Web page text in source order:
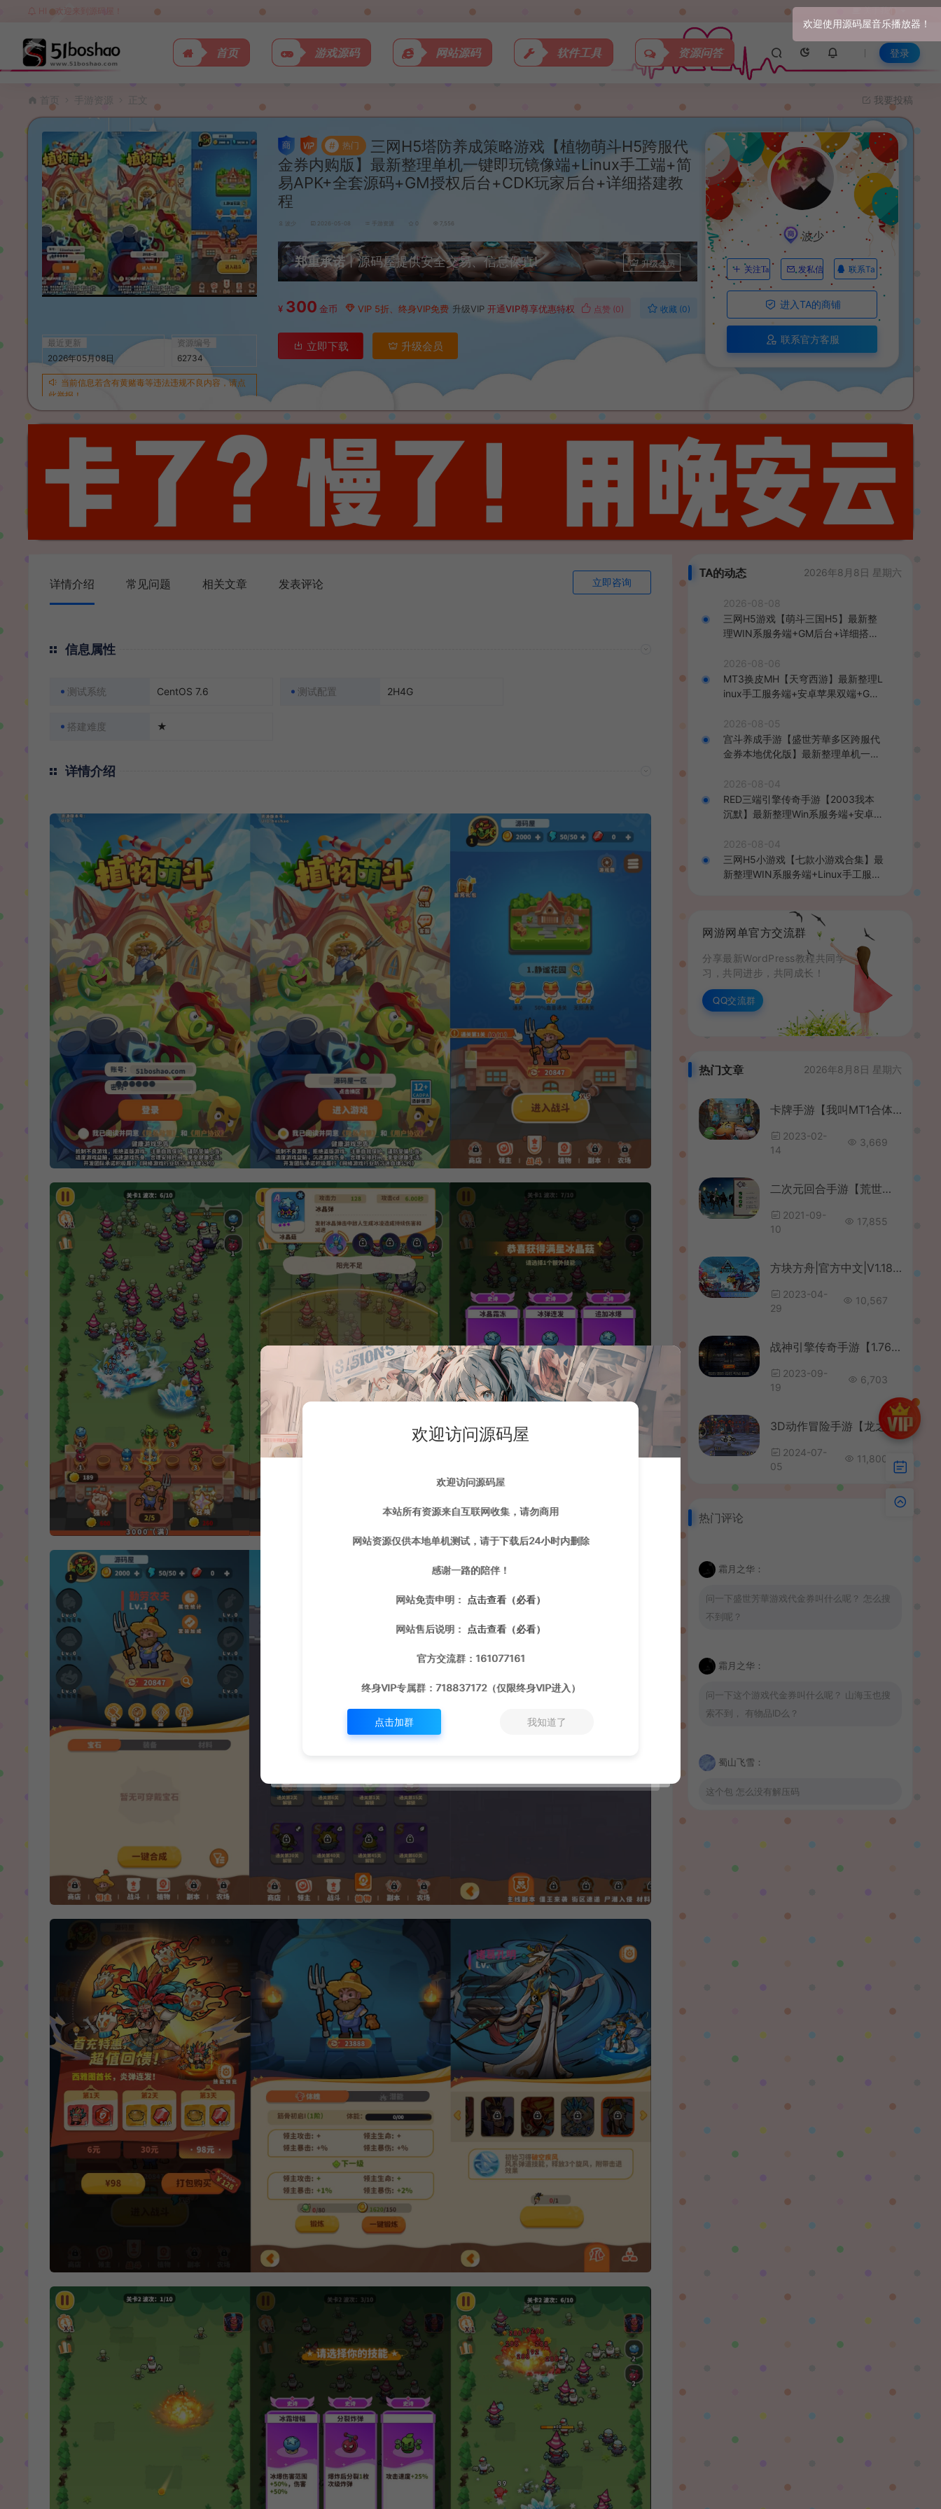
HI，欢迎来到源码屋！ 关于我们
首页 游戏源码 网站源码 软件工具 资源问答 登录
首页 手游资源 正文 我要投稿
最近更新
2026年05月08日
资源编号
62734
当前信息若含有黄赌毒等违法违规不良内容，请点
此举报！
# 热门
三网H5塔防养成策略游戏【植物萌斗H5跨服代
金券内购版】最新整理单机一键即玩镜像端+Linux手工端+简
易APK+全套源码+GM授权后台+CDK玩家后台+详细搭建教
程
波少 2026-05-08 手游资源 0 7,556
郑重承诺丨源码屋提供安全交易、信息保真! 升级会员
¥ 300 金币 VIP 5折、终身VIP免费 升级VIP 开通VIP尊享优惠特权 点赞 (0) 收藏 (0)
立即下载 升级会员
波少
关注Ta 发私信 联系Ta
进入TA的商铺
联系官方客服
详情介绍 常见问题 相关文章 发表评论 立即咨询
信息属性
测试系统 CentOS 7.6 测试配置 2H4G
搭建难度 ★
详情介绍
TA的动态 2026年8月8日 星期六
2026-08-08
三网H5游戏【萌斗三国H5】最新整
理WIN系服务端+GM后台+详细搭建
2026-08-06
MT3换皮MH【天穹西游】最新整理L
inux手工服务端+安卓苹果双端+GM
教程
2026-08-05
宫斗养成手游【盛世芳華多区跨服代
金券本地优化版】最新整理单机一键
后台+安卓+详细搭建教程
2026-08-04
RED三端引擎传奇手游【2003我本
沉默】最新整理Win系服务端+安卓苹
2026-08-04
三网H5小游戏【七款小游戏合集】最
新整理WIN系服务端+Linux手工服务
网游网单官方交流群
分享最新WordPress教程共同学
习，共同进步，共同成长！
QQ交流群
热门文章 2026年8月8日 星期六
卡牌手游【我叫MT1合体卡版本】最新整理单机一键即玩镜像服务端+Linux手工服务端+安卓+GM后台+详细搭建教程
2023-02-
14
3,669
二次元回合手游【荒世的传说】最新整理单机一键既玩服务端+Linux手工服务端+多功能JAVA后台+安卓苹果双端
2021-09-
10
17,855
方块方舟|官方中文|V1.181-未来都市|安装即撸|
2023-04-
29
10,567
战神引擎传奇手游【1.76江山复古王者终极金币版白猪3】最新整理Win系复古服务端+安卓苹果双端+GM授权物品后台+详细搭建教程
2023-09-
19
6,703
3D动作冒险手游【龙之谷之飓风龙仿官版】最新整理单机一键即玩镜像端+Linux手工服务端+安卓苹果双端+多区+GM后台+详细搭建教程
2024-07-
05
11,800
热门评论
霜月之华：
问一下盛世芳華游戏代金券叫什么呢？ 怎么搜
不到呢？
霜月之华：
问一下这个游戏代金券叫什么呢？ 山海玉也搜
索不到， 有物品ID么？
蜀山飞雪：
这个包 怎么没有解压码
山海玉
欢迎访问源码屋
欢迎访问源码屋
本站所有资源来自互联网收集，请勿商用
网站资源仅供本地单机测试，请于下载后24小时内删除
感谢一路的陪伴！
网站免责申明： 点击查看（必看）
网站售后说明： 点击查看（必看）
官方交流群：161077161
终身VIP专属群：718837172（仅限终身VIP进入）
点击加群 我知道了